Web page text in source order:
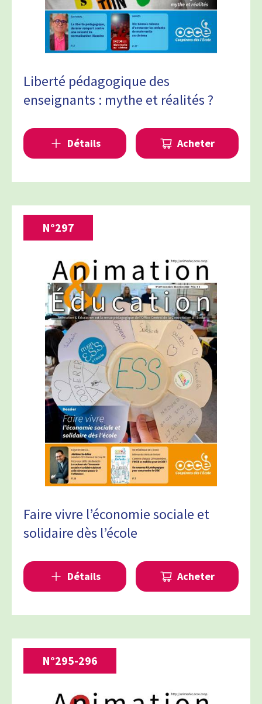
Liberté pédagogique des
enseignants : mythe et réalités ?
Détails Acheter
N°297
Faire vivre l’économie sociale et
solidaire dès l’école
Détails Acheter
N°295-296